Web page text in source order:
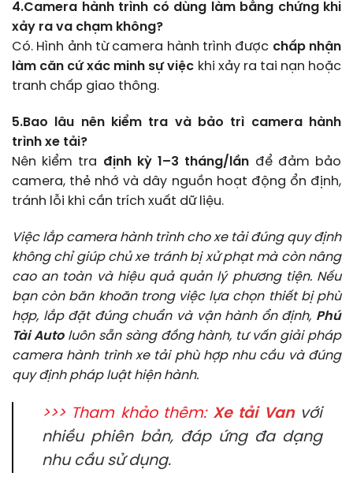
4.Camera hành trình có dùng làm bằng chứng khi
xảy ra va chạm không?
Có. Hình ảnh từ camera hành trình được chấp nhận
làm căn cứ xác minh sự việc khi xảy ra tai nạn hoặc
tranh chấp giao thông.
5.Bao lâu nên kiểm tra và bảo trì camera hành
trình xe tải?
Nên kiểm tra định kỳ 1–3 tháng/lần để đảm bảo
camera, thẻ nhớ và dây nguồn hoạt động ổn định,
tránh lỗi khi cần trích xuất dữ liệu.
Việc lắp camera hành trình cho xe tải đúng quy định
không chỉ giúp chủ xe tránh bị xử phạt mà còn nâng
cao an toàn và hiệu quả quản lý phương tiện. Nếu
bạn còn băn khoăn trong việc lựa chọn thiết bị phù
hợp, lắp đặt đúng chuẩn và vận hành ổn định, Phú
Tài Autoluôn sẵn sàng đồng hành, tư vấn giải pháp
camera hành trình xe tải phù hợp nhu cầu và đúng
quy định pháp luật hiện hành.
>>> Tham khảo thêm: Xe tải Van với
nhiều phiên bản, đáp ứng đa dạng
nhu cầu sử dụng.